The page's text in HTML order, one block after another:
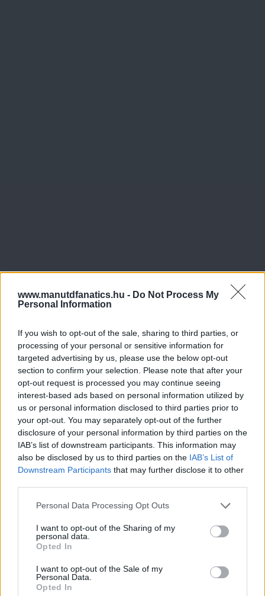
www.manutdfanatics.hu - Do Not Process My
Personal Information
If you wish to opt-out of the sale, sharing to third parties, or
processing of your personal or sensitive information for
targeted advertising by us, please use the below opt-out
section to confirm your selection. Please note that after your
opt-out request is processed you may continue seeing
interest-based ads based on personal information utilized by
us or personal information disclosed to third parties prior to
your opt-out. You may separately opt-out of the further
disclosure of your personal information by third parties on the
IAB’s list of downstream participants. This information may
also be disclosed by us to third parties on the IAB’s List of
Downstream Participants that may further disclose it to other
Please note that this website/app uses one or more Google
not limited to your visit or usage behaviour. You may click to
grant or deny consent to Google and its third-party tags to
use your data for below specified purposes in below Google
consent section.
Personal Data Processing Opt Outs
I want to opt-out of the Sharing of my
personal data.
Opted In
I want to opt-out of the Sale of my
Personal Data.
Opted In